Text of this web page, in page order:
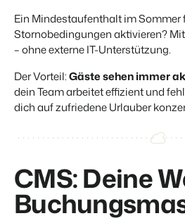
BEX Übersicht
Entdecke die unzähligen Vorteile
Plattform.
Für Ferienparks
App Store
Mach die Plattform zu deiner
Anbindung zu anderen Systemen.
FRÜBUCHERSAISON
Praktische Tipps
Buchungswochen
DIGITALER ZUGANG
Schlüsselloser
Paal mit
Kundenstory lesen
Ein Mindestaufenthalt im Sommer
Stornobedingungen aktivieren?
– ohne externe IT-Unterstützung.
Der Vorteil:Gäste sehen immer
dein Team arbeitet effizient und
dich auf zufriedene Urlauber
CMS: Deine